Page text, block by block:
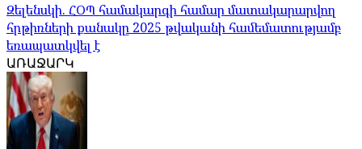
Զելենսկի. ՀՕՊ համակարգի համար մատակարարվող
հրթիռների քանակը 2025 թվականի համեմատությամբ
եռապատկվել է
ԱՌԱՋԱՐԿ